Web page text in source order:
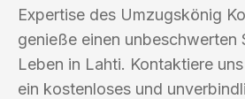
Expertise des Umzugskönig
genieße einen unbeschwerten
Leben in Lahti. Kontaktiere
ein kostenloses und